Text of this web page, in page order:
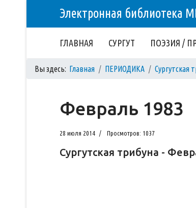
Электронная библиотека
ГЛАВНАЯ СУРГУТ ПОЭЗИЯ /
Вы здесь: Главная ПЕРИОДИКА Сургутская
Февраль 1983
28 июля 2014 Просмотров: 1037
Сургутская трибуна -